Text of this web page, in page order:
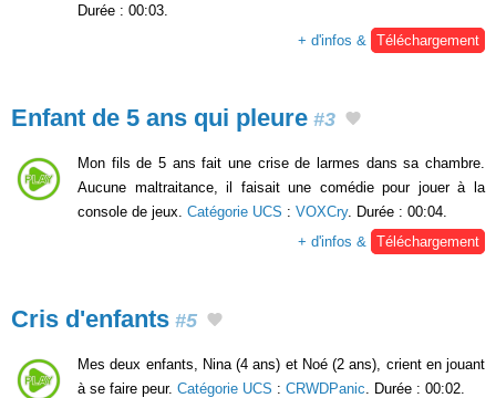
Durée : 00:03.
+ d'infos & Téléchargement
Enfant de 5 ans qui pleure #3
Mon fils de 5 ans fait une crise de larmes dans sa chambre.
Aucune maltraitance, il faisait une comédie pour jouer à la
console de jeux. Catégorie UCS : VOXCry. Durée : 00:04.
+ d'infos & Téléchargement
Cris d'enfants #5
Mes deux enfants, Nina (4 ans) et Noé (2 ans), crient en jouant
à se faire peur. Catégorie UCS : CRWDPanic . Durée : 00:02.